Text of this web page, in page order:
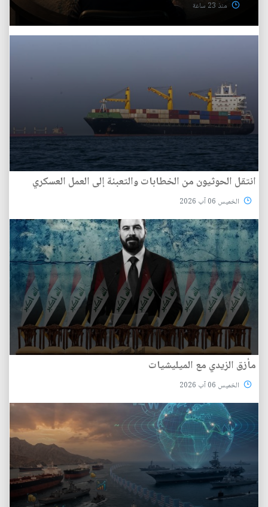
منذ 23 ساعة
انتقل الحوثيون من الخطابات والتعبئة إلى العمل العسكري
الخميس 06 آب 2026
مأزق الزيدي مع الميليشيات
الخميس 06 آب 2026